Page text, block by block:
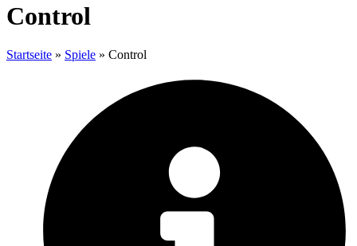
Control
Startseite » Spiele » Control